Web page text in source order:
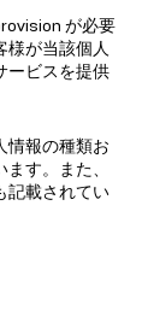
が必要
様が当該個人
ービスを提供
情報の種類お
す。また、
記載されてい